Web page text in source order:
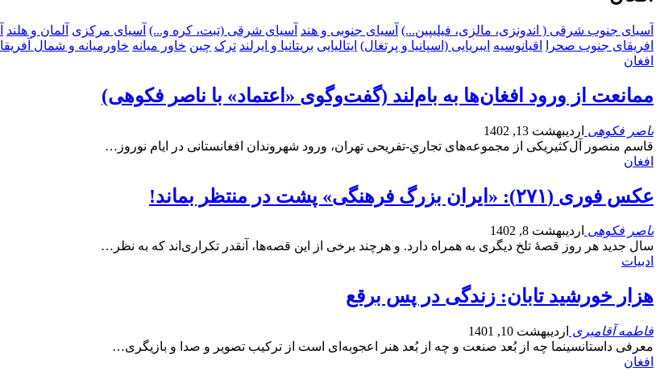
آسیای جنوب شرقی ( اندونزی، مالزی، فیلیپین...) آسیای جنوبی و هند آسیای شرقی (تبت، کره و...) آسیای مرکزی آلمان و هلند
افریقای جنوب صحرا
اقیانوسیه ایبریایی (اسپانیا و پرتغال) ایتالیایی بریتانیا و ایرلند ترک چین خاور میانه خاورمیانه و شمال آفریقا
افغان
ممانعت از ورود افغان‌ها به بام‌لند (گفت‌وگوی «اعتماد» با ناصر فکوهی)
ناصر فکوهی اردیبهشت 13, 1402
قاسم منصور آل‌کثيريکی از مجموعه‌های تجاري-تفريحی تهران، ورود شهروندان افغانستانی در ايام نوروز…
افغان
عکس فوری (۲۷۱): «ایران بزرگ فرهنگی» پشت در منتظر بماند!
ناصر فکوهی اردیبهشت 8, 1402
سال جدید هر روز قصۀ تلخ دیگری به همراه دارد. و هر‌چند برخی از این قصه‌ها، آنقدر تکراری‌اند که به نظر…
ادبیات
هزار خورشید تابان: زندگی در پس برقع
فاطمه آقامیری اردیبهشت 10, 1401
معرفی داستانسینما چه از بُعد صنعت و چه از بُعد هنر اعجوبه‌ای است از ترکیب تصویر و صدا و بازیگری…
افغان